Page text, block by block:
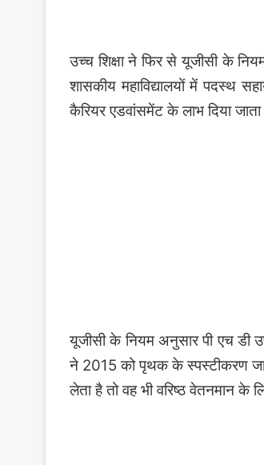
उच्च शिक्षा ने फिर से यूजीसी के
शासकीय महाविद्यालयों में पदस्थ
कैरियर एडवांसमेंट के लाभ दिया
यूजीसी के नियम अनुसार पी एच डी
ने 2015 को पृथक के स्पस्टीकरण
लेता है तो वह भी वरिष्ठ वेतनमान के